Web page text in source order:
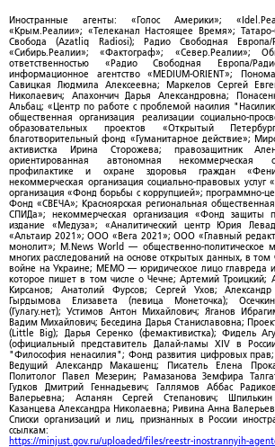
Иностранные агенты: «Голос Америки»;
«Крым.Реалии»; «Телеканал Настоящее Время»;
Свобода (Azatliq Radiosi); Радио Свободная Европа/
«Сибирь.Реалии»; «Фактограф»; «Север.Реалии»;
ответственностью «Радио Свободная Европа/
информационное агентство «MEDIUM-ORIENT»;
Савицкая Людмила Алексеевна; Маркелов Сергей
Николаевич; Апахончич Дарья Александровна;
Альбац; «Центр по работе с проблемой насилия
общественная организация реализации социально-
образовательных проектов «Открытый
благотворительный фонд «Гуманитарное действие»;
активистка Ирина Сторожева; правозащитник
ориентированная автономная некоммерческая
профилактике и охране здоровья граждан
некоммерческая организация социально-правовых услуг
организация «Фонд борьбы с коррупцией»; программно-
Фонд «СВЕЧА»; Красноярская региональная
СПИДа»; некоммерческая организация «Фонд защиты
издание «Медуза»; «Аналитический центр Юрия
«Альтаир 2021»; ООО «Вега 2021»; ООО «Главный
монолит»; M.News World — общественно-политическое
многих расследований на основе открытых данных, в том
войне на Украине; МЕМО — юридическое лицо главреда
которое пишет в том числе о Чечне; Артемий Троицкий;
Кирсанов; Анатолий Фурсов; Сергей Ухов;
Гырдымова Елизавета (певица Монеточка);
(Гулагу.нет); Устимов Антон Михайлович; Яганов
Вадим Михайлович; Беседина Дарья Станиславовна;
(Little Big); Дарья Серенко (фемактивистка); Фидель
(официальный представитель Далай-ламы XIV в
"Философия ненасилия"; Фонд развития цифровых прав;
Ведущий Александр Макашенц; Писатель Елена
Политолог Павел Мезерин; Рамазанова Земфира
Гудков Дмитрий Геннадьевич; Галлямов Аббас
Валерьевна; Асланян Сергей Степанович;
Казанцева Александра Николаевна; Ривина Анна
Списки организаций и лиц, признанных в России
ссылкам:
https://minjust.gov.ru/uploaded/files/reestr-inostrannyih-